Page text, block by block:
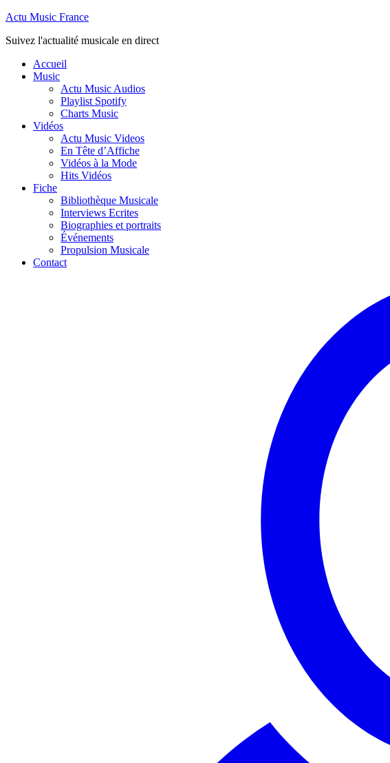
Actu Music France
Suivez l'actualité musicale en direct
Accueil
Music
Actu Music Audios
Playlist Spotify
Charts Music
Vidéos
Actu Music Videos
En Tête d’Affiche
Vidéos à la Mode
Hits Vidéos
Fiche
Bibliothèque Musicale
Interviews Ecrites
Biographies et portraits
Événements
Propulsion Musicale
Contact